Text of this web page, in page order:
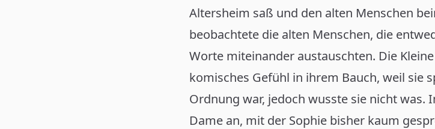
Altersheim saß und den alten Menschen
beobachtete die alten Menschen, die
Worte miteinander austauschten. Die
komisches Gefühl in ihrem Bauch, weil sie
Ordnung war, jedoch wusste sie nicht was.
Dame an, mit der Sophie bisher kaum